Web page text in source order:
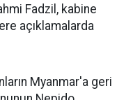
Fadzil, kabine
açıklamalarda
Myanmar'a geri